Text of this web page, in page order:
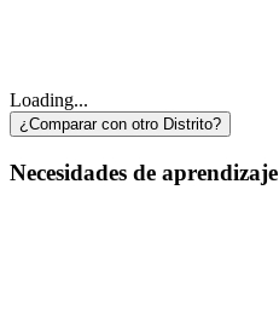
Loading...
¿Comparar con otro Distrito?
Necesidades de aprendizaje